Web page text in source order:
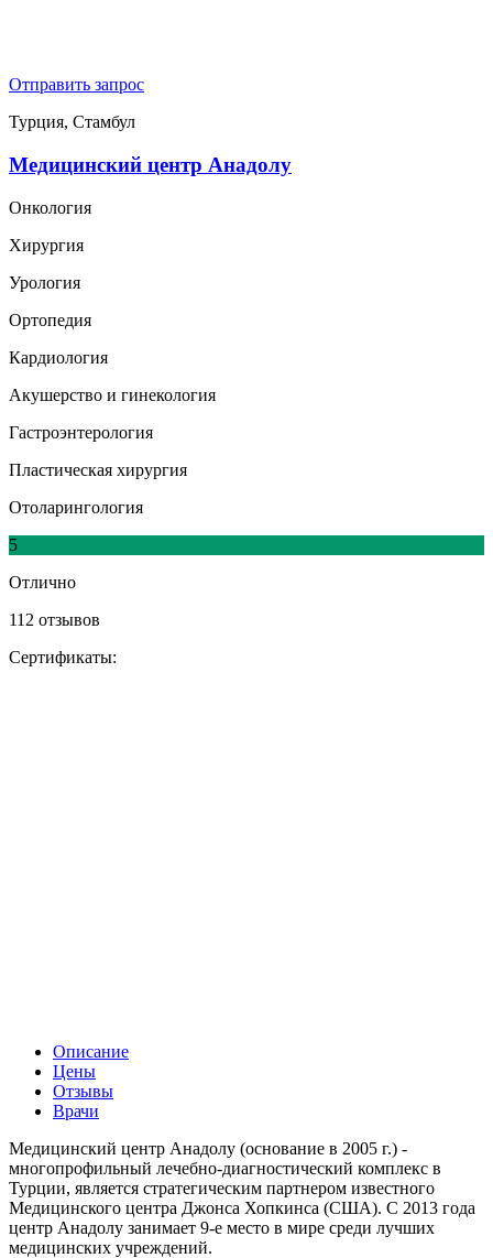
Отправить запрос
Турция, Стамбул
Медицинский центр Анадолу
Онкология
Хирургия
Урология
Ортопедия
Кардиология
Акушерство и гинекология
Гастроэнтерология
Пластическая хирургия
Отоларингология
5
Отлично
112 отзывов
Сертификаты:
Описание
Цены
Отзывы
Врачи
Медицинский центр Анадолу (основание в 2005 г.) -
многопрофильный лечебно-диагностический комплекс в
Турции, является стратегическим партнером известного
Медицинского центра Джонса Хопкинса (США). С 2013 года
центр Анадолу занимает 9-е место в мире среди лучших
медицинских учреждений.